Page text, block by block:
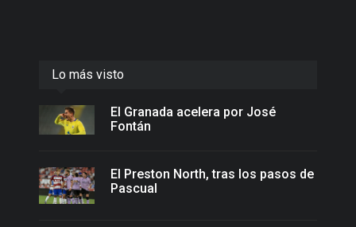
Lo más visto
El Granada acelera por José
Fontán
El Preston North, tras los pasos de
Pascual